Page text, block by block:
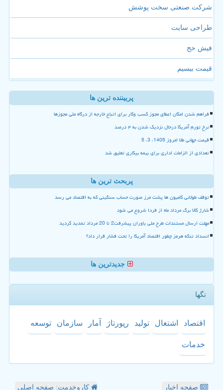
شرکت صنعتی سخت پوشش
طراحی سایت
فیش حج
قیمت بیسیم
پربیننده ترین ها
فراهم شدن امکان اعطای مجوز کسب وکار برای اتباع خارجه از درگاه ملی مجوزها
نرخ تورم آمریکا درحال نزدیک شدن به ۴ درصد
قیمت جهانی طلا امروز 1405، 3، 5
تعدادی از الزامات اداری برای بیمه بیکاری تعلیق شد
پربحث ترین ها
توقف طولانی کامیون ها پشت مرز صورت حساب سنگینی که به اقتصاد می رسد
شارژ کالا برگ مرداد ماه از فردا شروع می شود
مهلت ارسال مستندات طرح ملی یاوران پیشرفت2 تا 20 مرداد تمدید گردید
انسداد تنگه هرمز چطور اقتصاد آمریکا را تحت فشار قرار داد؟
جدیدترین ها
تگها
اقتصاد اشتغال تولید رپورتاژ آمار سازمان توسعه
خدمات
صفحه اخبار کاروخدمت: صفحه اصلی